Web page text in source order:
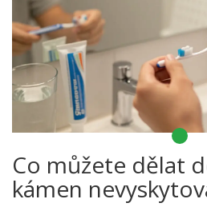
Co můžete dělat
kámen